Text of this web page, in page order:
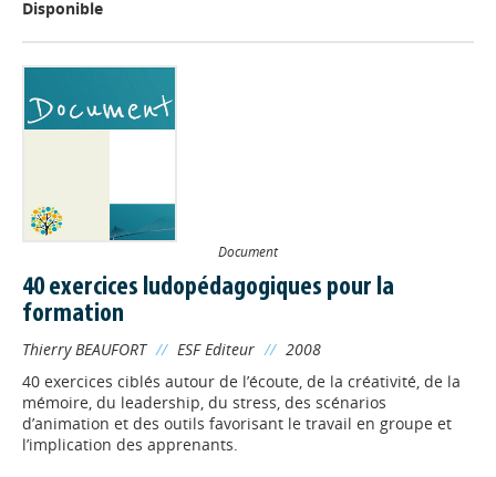
Disponible
Document
40 exercices ludopédagogiques pour la
formation
Thierry BEAUFORT // ESF Editeur // 2008
40 exercices ciblés autour de l’écoute, de la créativité, de la
mémoire, du leadership, du stress, des scénarios
d’animation et des outils favorisant le travail en groupe et
l’implication des apprenants.